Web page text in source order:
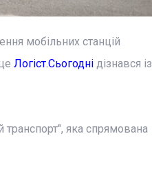
мобільних станцій
Логіст.Сьогоднідізнався із
яка спрямована